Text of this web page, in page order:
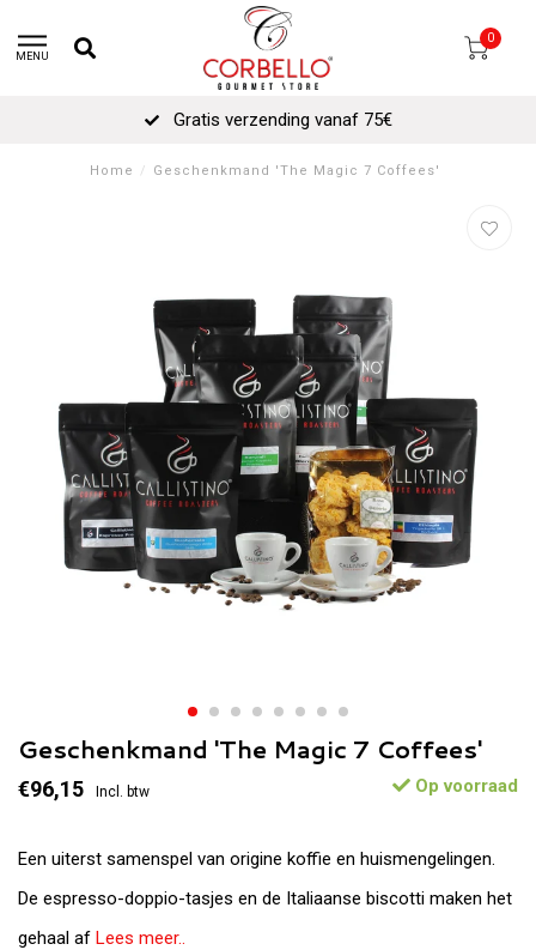
MENU
0
Gratis verzending vanaf 75€
Home / Geschenkmand 'The Magic 7 Coffees'
Geschenkmand 'The Magic 7 Coffees'
€96,15 Incl. btw Op voorraad
Een uiterst samenspel van origine koffie en huismengelingen.
De espresso-doppio-tasjes en de Italiaanse biscotti maken het
gehaal af Lees meer..